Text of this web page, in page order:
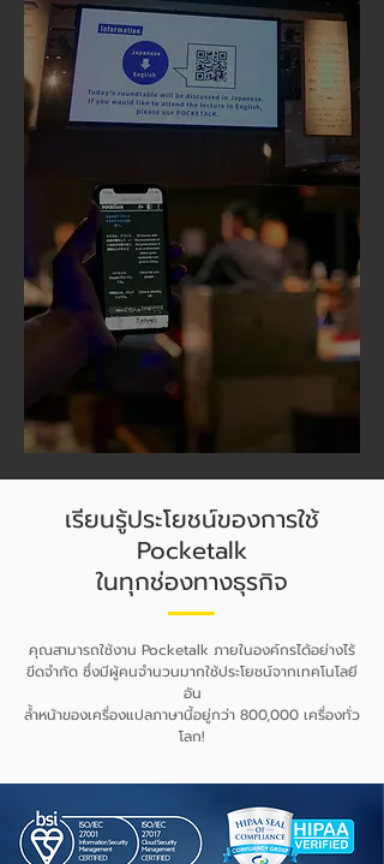
เรียนรู้ประโยชน์ของการใช้
Pocketalk
ในทุกช่องทางธุรกิจ
คุณสามารถใช้งาน Pocketalk ภายในองค์กรได้อย่างไร้
ขีดจำกัด ซึ่งมีผู้คนจำนวนมากใช้ประโยชน์จากเทคโนโลยี
อัน
ล้ำหน้าของเครื่องแปลภาษานี้อยู่กว่า 800,000 เครื่องทั่ว
โลก!